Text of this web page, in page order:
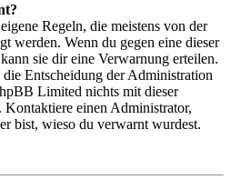
Regeln, die meistens von der
werden. Wenn du gegen eine dieser
sie dir eine Verwarnung erteilen.
die Entscheidung der Administration
Limited nichts mit dieser
einen Administrator,
bist, wieso du verwarnt wurdest.